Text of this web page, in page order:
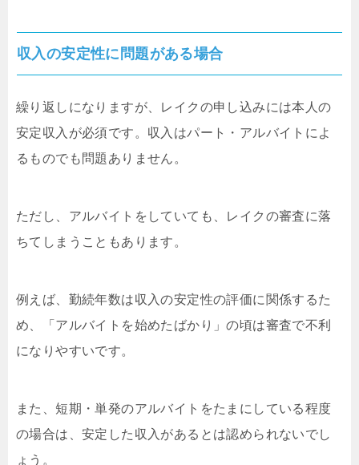
収入の安定性に問題がある場合
繰り返しになりますが、レイクの申し込みには本人の
安定収入が必須です。収入はパート・アルバイトによ
るものでも問題ありません。
ただし、アルバイトをしていても、レイクの審査に落
ちてしまうこともあります。
例えば、勤続年数は収入の安定性の評価に関係するた
め、「アルバイトを始めたばかり」の頃は審査で不利
になりやすいです。
また、短期・単発のアルバイトをたまにしている程度
の場合は、安定した収入があるとは認められないでし
ょう。